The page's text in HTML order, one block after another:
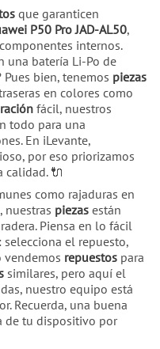
que garanticen
P50 Pro JAD-AL50,
internos.
una batería Li-Po de
bien, tenemos piezas
en colores como
fácil, nuestros
todo para una
En iLevante,
por eso priorizamos
calidad. 🔌
como rajaduras en
nuestras piezas están
Piensa en lo fácil
el repuesto,
vendemos repuestos para
similares, pero aquí el
nuestro equipo está
Recuerda, una buena
de tu dispositivo por